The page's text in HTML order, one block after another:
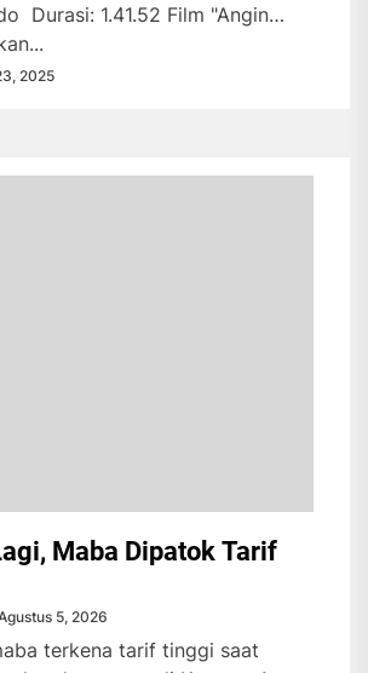
Durasi: 1.41.52 Film "Angin
2025
Maba Dipatok Tarif
5, 2026
terkena tarif tinggi saat